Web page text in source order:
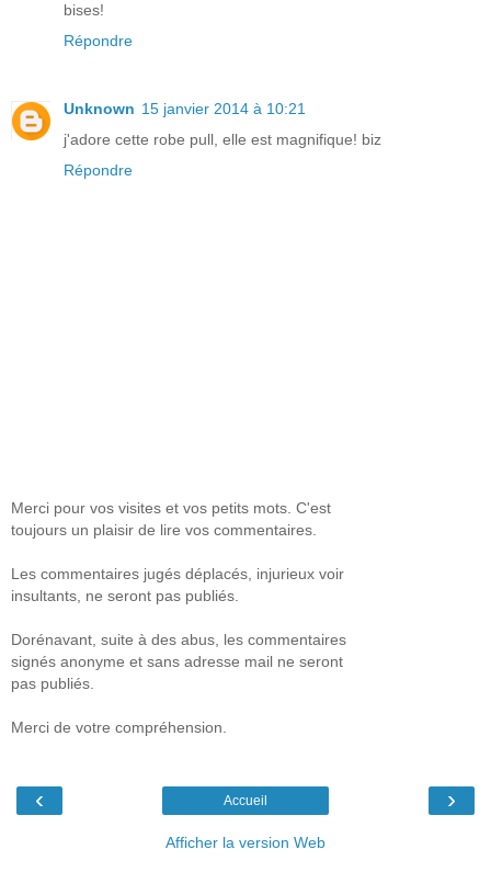
bises!
Répondre
Unknown 15 janvier 2014 à 10:21
j'adore cette robe pull, elle est magnifique! biz
Répondre
Merci pour vos visites et vos petits mots. C'est
toujours un plaisir de lire vos commentaires.
Les commentaires jugés déplacés, injurieux voir
insultants, ne seront pas publiés.
Dorénavant, suite à des abus, les commentaires
signés anonyme et sans adresse mail ne seront
pas publiés.
Merci de votre compréhension.
‹ ›
Accueil
Afficher la version Web